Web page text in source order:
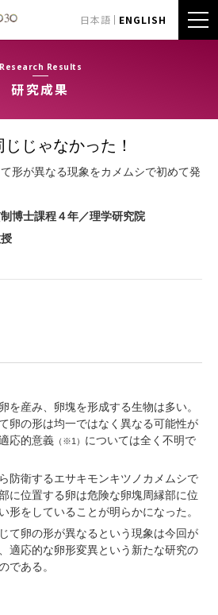
日本語 ENGLISH
Research Results
研究成果
じゃなかった！
形が異なる現象をカメムシで初めて発
博士課程４年／理学研究院
を産み、卵塊を形成する生物は多い。
卵の形は均一ではなく異なる可能性が
応的意義 （※1） については全く不明で
防衛するエサキモンキツノカメムシで
に位置する卵は危険な卵塊周縁部に位
形をしていることが明らかになった。
て卵の形が異なるという現象は今回が
適応的な卵形変異という新たな研究の
である。